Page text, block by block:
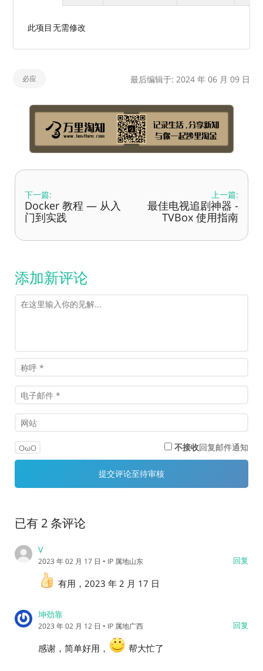
此项目无需修改
必应 最后编辑于: 2024 年 06 月 09 日
下一篇:
Docker 教程 — 从入
门到实践
上一篇:
最佳电视追剧神器 -
TVBox 使用指南
添加新评论
OωO 不接收回复邮件通知
已有 2 条评论
V
回复
2023 年 02 月 17 日 • IP 属地山东
有用，2023 年 2 月 17 日
坤劲靠
回复
2023 年 02 月 12 日 • IP 属地广西
感谢，简单好用， 帮大忙了